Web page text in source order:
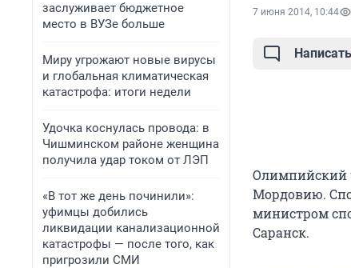
заслуживает бюджетное
место в ВУЗе больше
Миру угрожают новые вирусы
и глобальная климатическая
катастрофа: итоги недели
Удочка коснулась провода: в
Чишминском районе женщина
получила удар током от ЛЭП
«В тот же день починили»:
уфимцы добились
ликвидации канализационной
катастрофы — после того, как
пригрозили СМИ
7 июня 2014, 10:44
Олимпийский
Мордовию.
министром
Саранск.